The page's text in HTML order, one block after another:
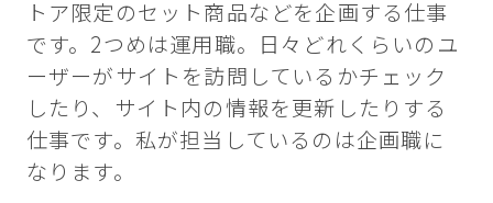
トア限定のセット商品などを企画する仕事
です。2つめは運用職。日々どれくらいのユ
ーザーがサイトを訪問しているかチェック
したり、サイト内の情報を更新したりする
仕事です。私が担当しているのは企画職に
なります。